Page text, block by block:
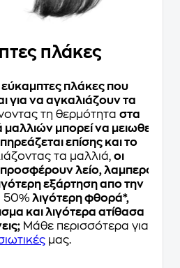
πλάκες
εύκαμπτες πλάκες που
για να αγκαλιάζουν τα
τη θερμότητα στα
μαλλιών μπορεί να μειωθεί
επίσης και το
τα μαλλιά, οι
λείο, λαμπερό
εξάρτηση απο την
50% λιγότερη φθορά*,
και λιγότερα ατίθασα
Μάθε περισσότερα για
μας.